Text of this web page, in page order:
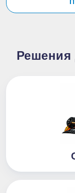
Решения